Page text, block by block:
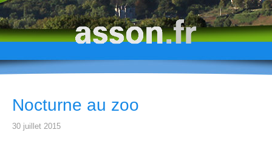
HISTOIRE
Nocturne au zoo
30 juillet 2015